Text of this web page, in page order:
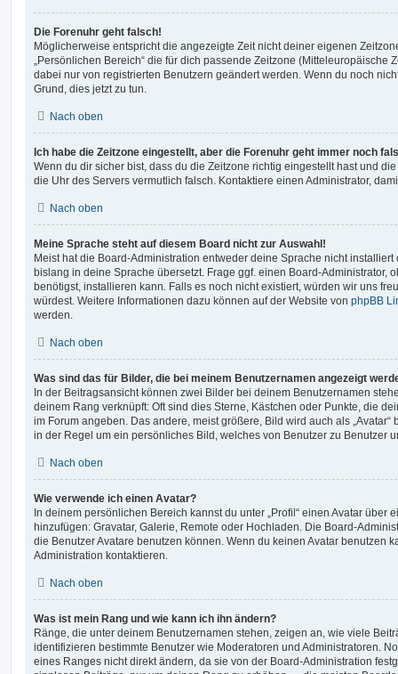
Die Forenuhr geht falsch!
Möglicherweise entspricht die angezeigte Zeit nicht deiner eigenen
„Persönlichen Bereich“ die für dich passende Zeitzone (Mitteleuropäische
dabei nur von registrierten Benutzern geändert werden. Wenn du noch
Grund, dies jetzt zu tun.
Nach oben
Ich habe die Zeitzone eingestellt, aber die Forenuhr geht immer noch
Wenn du dir sicher bist, dass du die Zeitzone richtig eingestellt hast und
die Uhr des Servers vermutlich falsch. Kontaktiere einen Administrator,
Nach oben
Meine Sprache steht auf diesem Board nicht zur Auswahl!
Meist hat die Board-Administration entweder deine Sprache nicht
bislang in deine Sprache übersetzt. Frage ggf. einen Board-Administrator,
benötigst, installieren kann. Falls es noch nicht existiert, würden wir uns
würdest. Weitere Informationen dazu können auf der Website von phpBB
werden.
Nach oben
Was sind das für Bilder, die bei meinem Benutzernamen angezeigt
In der Beitragsansicht können zwei Bilder bei deinem Benutzernamen
deinem Rang verknüpft: Oft sind dies Sterne, Kästchen oder Punkte, die
im Forum angeben. Das andere, meist größere, Bild wird auch als
in der Regel um ein persönliches Bild, welches von Benutzer zu Benutzer
Nach oben
Wie verwende ich einen Avatar?
In deinem persönlichen Bereich kannst du unter „Profil“ einen Avatar über
hinzufügen: Gravatar, Galerie, Remote oder Hochladen. Die Board-
die Benutzer Avatare benutzen können. Wenn du keinen Avatar benutzen
Administration kontaktieren.
Nach oben
Was ist mein Rang und wie kann ich ihn ändern?
Ränge, die unter deinem Benutzernamen stehen, zeigen an, wie viele
identifizieren bestimmte Benutzer wie Moderatoren und Administratoren.
eines Ranges nicht direkt ändern, da sie von der Board-Administration